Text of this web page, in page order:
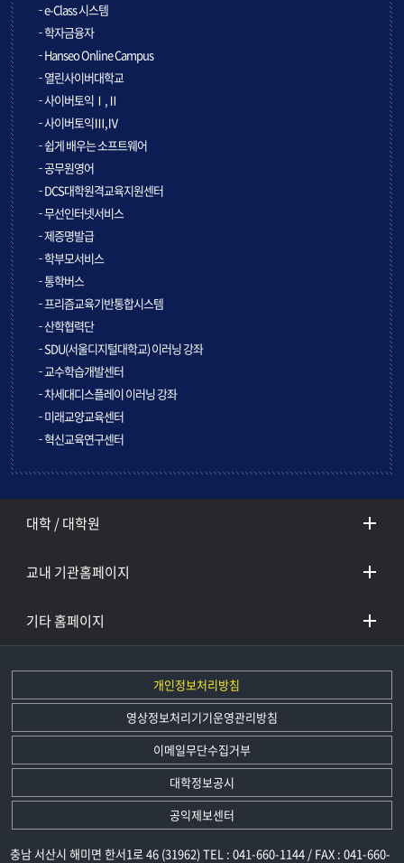
e-Class 시스템
학자금융자
Hanseo Online Campus
열린사이버대학교
사이버토익Ⅰ,Ⅱ
사이버토익Ⅲ,Ⅳ
쉽게 배우는 소프트웨어
공무원영어
DCS대학원격교육지원센터
무선인터넷서비스
제증명발급
학부모서비스
통학버스
프리즘교육기반통합시스템
산학협력단
SDU(서울디지털대학교) 이러닝 강좌
교수학습개발센터
차세대디스플레이 이러닝 강좌
미래교양교육센터
혁신교육연구센터
대학 / 대학원
교내 기관홈페이지
기타 홈페이지
개인정보처리방침
영상정보처리기기운영관리방침
이메일무단수집거부
대학정보공시
공익제보센터
충남 서산시 해미면 한서1로 46 (31962) TEL : 041-660-1144 / FAX : 041-660-